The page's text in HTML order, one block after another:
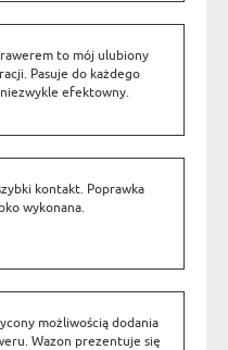
to mój ulubiony
Pasuje do każdego
efektowny.
kontakt. Poprawka
wykonana.
możliwością dodania
Wazon prezentuje się